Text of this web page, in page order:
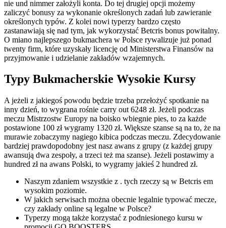
nie und nimmer założyli konta. Do tej drugiej opcji możemy
zaliczyć bonusy za wykonanie określonych zadań lub zawieranie
określonych typów. Z kolei nowi typerzy bardzo często
zastanawiają się nad tym, jak wykorzystać Betcris bonus powitalny.
O miano najlepszego bukmachera w Polsce rywalizuje już ponad
twenty firm, które uzyskały licencję od Ministerstwa Finansów na
przyjmowanie i udzielanie zakładów wzajemnych.
Typy Bukmacherskie Wysokie Kursy
A jeżeli z jakiegoś powodu będzie trzeba przełożyć spotkanie na
inny dzień, to wygrana rośnie carry out 6248 zł. Jeżeli podczas
meczu Mistrzostw Europy na boisko wbiegnie pies, to za każde
postawione 100 zł wygramy 1320 zł. Większe szanse są na to, że na
murawie zobaczymy nagiego kibica podczas meczu. Zdecydowanie
bardziej prawdopodobny jest nasz awans z grupy (z każdej grupy
awansują dwa zespoły, a trzeci też ma szanse). Jeżeli postawimy a
hundred zł na awans Polski, to wygramy jakieś 2 hundred zł.
Naszym zdaniem wszystkie z . tych rzeczy są w Betcris em
wysokim poziomie.
W jakich serwisach można obecnie legalnie typować mecze,
czy zakłady online są legalne w Polsce?
Typerzy mogą także korzystać z podniesionego kursu w